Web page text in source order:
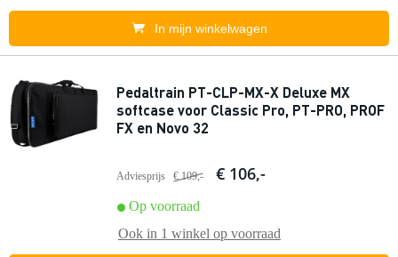
In mijn winkelwagen
Pedaltrain PT-CLP-MX-X Deluxe MX
softcase voor Classic Pro, PT-PRO, PROF
FX en Novo 32
Adviesprijs € 109,- € 106,-
Op voorraad
Ook in 1 winkel op voorraad